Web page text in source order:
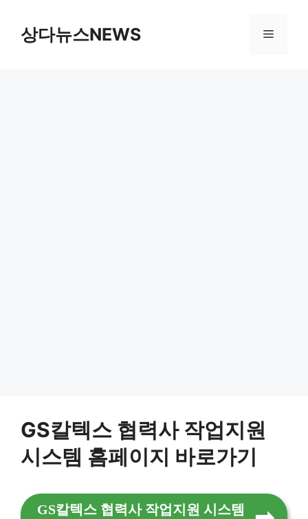
상다뉴스NEWS 메
GS칼텍스 협력사 작업지원
시스템 홈페이지 바로가기
GS칼텍스 협력사 작업지원 시스템